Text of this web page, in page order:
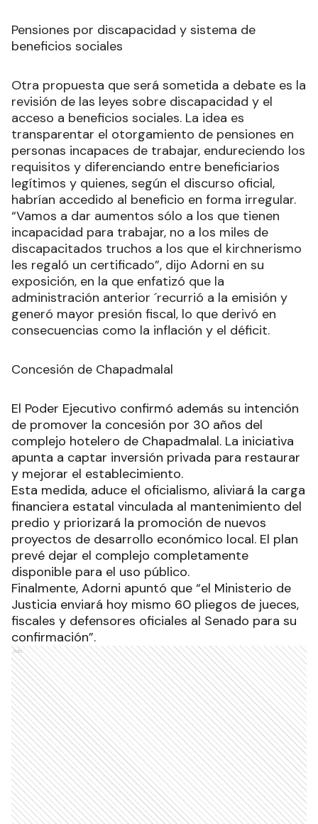
Pensiones por discapacidad y sistema de
beneficios sociales
Otra propuesta que será sometida a debate es la
revisión de las leyes sobre discapacidad y el
acceso a beneficios sociales. La idea es
transparentar el otorgamiento de pensiones en
personas incapaces de trabajar, endureciendo los
requisitos y diferenciando entre beneficiarios
legítimos y quienes, según el discurso oficial,
habrían accedido al beneficio en forma irregular.
“Vamos a dar aumentos sólo a los que tienen
incapacidad para trabajar, no a los miles de
discapacitados truchos a los que el kirchnerismo
les regaló un certificado”, dijo Adorni en su
exposición, en la que enfatizó que la
administración anterior ´recurrió a la emisión y
generó mayor presión fiscal, lo que derivó en
consecuencias como la inflación y el déficit.
Concesión de Chapadmalal
El Poder Ejecutivo confirmó además su intención
de promover la concesión por 30 años del
complejo hotelero de Chapadmalal. La iniciativa
apunta a captar inversión privada para restaurar
y mejorar el establecimiento.
Esta medida, aduce el oficialismo, aliviará la carga
financiera estatal vinculada al mantenimiento del
predio y priorizará la promoción de nuevos
proyectos de desarrollo económico local. El plan
prevé dejar el complejo completamente
disponible para el uso público.
Finalmente, Adorni apuntó que “el Ministerio de
Justicia enviará hoy mismo 60 pliegos de jueces,
fiscales y defensores oficiales al Senado para su
confirmación”.
Ads